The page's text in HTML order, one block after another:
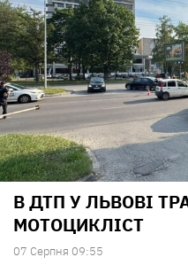
В ДТП У ЛЬВОВІ
МОТОЦИКЛІСТ
07 Серпня 09:55